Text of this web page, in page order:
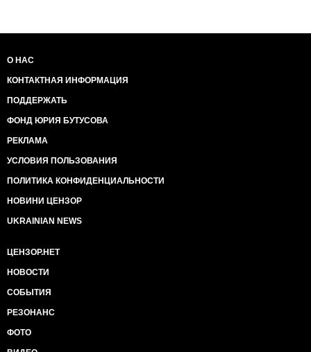
О НАС
КОНТАКТНАЯ ИНФОРМАЦИЯ
ПОДДЕРЖАТЬ
ФОНД ЮРИЯ БУТУСОВА
РЕКЛАМА
УСЛОВИЯ ПОЛЬЗОВАНИЯ
ПОЛИТИКА КОНФИДЕНЦИАЛЬНОСТИ
НОВИНИ ЦЕНЗОР
UKRAINIAN NEWS
ЦЕНЗОР.НЕТ
НОВОСТИ
СОБЫТИЯ
РЕЗОНАНС
ФОТО